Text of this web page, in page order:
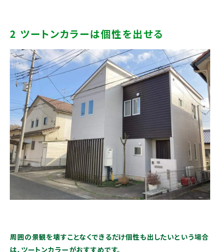
2 ツートンカラーは個性を出せる
周囲の景観を壊すことなくできるだけ個性も出したいという場合
は、ツートンカラーがおすすめです。